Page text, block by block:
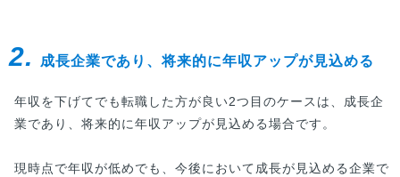
2. 成長企業であり、将来的に年収アップが見込める
年収を下げてでも転職した方が良い2つ目のケースは、成長企
業であり、将来的に年収アップが見込める場合です。
現時点で年収が低めでも、今後において成長が見込める企業で